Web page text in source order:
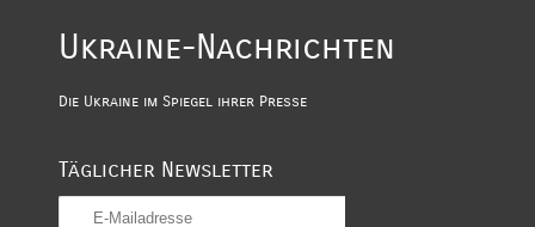
Ukraine-Nachrichten
Die Ukraine im Spiegel ihrer Presse
Täglicher Newsletter